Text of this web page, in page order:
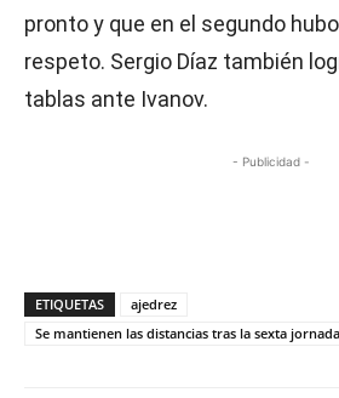
pronto y que en el segundo
respeto. Sergio Díaz también
tablas ante Ivanov.
- Publicidad -
ETIQUETAS
ajedrez
Se mantienen las distancias tras la sexta jornada